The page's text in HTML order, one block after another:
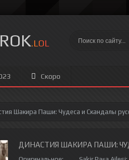
.LOL
Скоро
Шакира Паши: Чудеса и Скандалы
ДИНАСТИЯ ШАКИРА ПАШИ: